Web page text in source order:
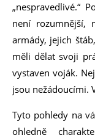
„nespravedlivé.“
není rozumnější,
armády, jejich
měli dělat svoji
vystaven voják.
jsou nežádoucími.
Tyto pohledy na
ohledně